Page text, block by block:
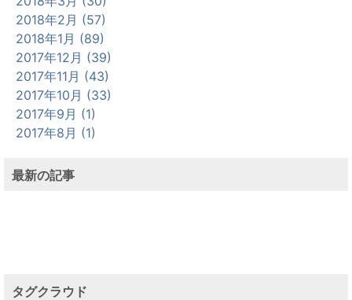
2018年2月 (57)
2018年1月 (89)
2017年12月 (39)
2017年11月 (43)
2017年10月 (33)
2017年9月 (1)
2017年8月 (1)
最新の記事
タグクラウド